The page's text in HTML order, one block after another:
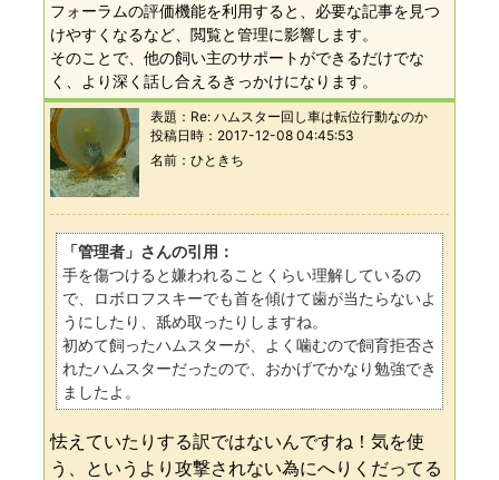
フォーラムの評価機能を利用すると、必要な記事を見つ
けやすくなるなど、閲覧と管理に影響します。
そのことで、他の飼い主のサポートができるだけでな
く、より深く話し合えるきっかけになります。
表題： Re: ハムスター回し車は転位行動なのか
投稿日時： 2017-12-08 04:45:53
名前
ひときち
「管理者」さんの引用：
手を傷つけると嫌われることくらい理解しているの
で、ロボロフスキーでも首を傾けて歯が当たらないよ
うにしたり、舐め取ったりしますね。
初めて飼ったハムスターが、よく噛むので飼育拒否さ
れたハムスターだったので、おかげでかなり勉強でき
ましたよ。
怯えていたりする訳ではないんですね！気を使
う、というより攻撃されない為にへりくだってる